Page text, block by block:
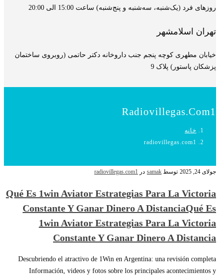
روزهای فرد (یک‌شنبه، سه‌شنبه و پنج‌شنبه) ساعت 15:00 الی 20:00
تهران اسلامشهر
خیابان مطهری کوچه پنجم جنب داروخانه دکتر حاتمی (روبروی ساختمان
پزشکان پاستور) پلاک 9
Radiovillegas.com1
خانه
radiovillegas.com1
جولای 24, 2025 توسط samak در radiovillegas.com1
Qué Es 1win Aviator Estrategias Para La Victoria
Constante Y Ganar Dinero A DistanciaQué Es
1win Aviator Estrategias Para La Victoria
Constante Y Ganar Dinero A Distancia
Descubriendo el atractivo de 1Win en Argentina: una revisión completa
Información, videos y fotos sobre los principales acontecimientos y